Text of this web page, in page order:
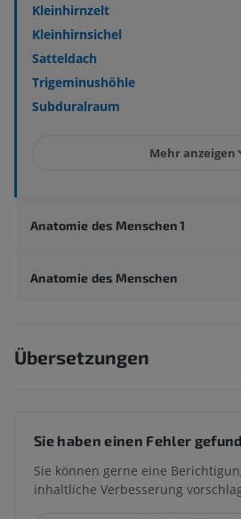
Kleinhirnzelt
Kleinhirnsichel
Satteldach
Trigeminushöhle
Subduralraum
Mehr anzeigen
Anatomie des Menschen 1
Anatomie des Menschen
Übersetzungen
Sie haben einen Fehler
Sie können gerne eine
inhaltliche Verbesserung